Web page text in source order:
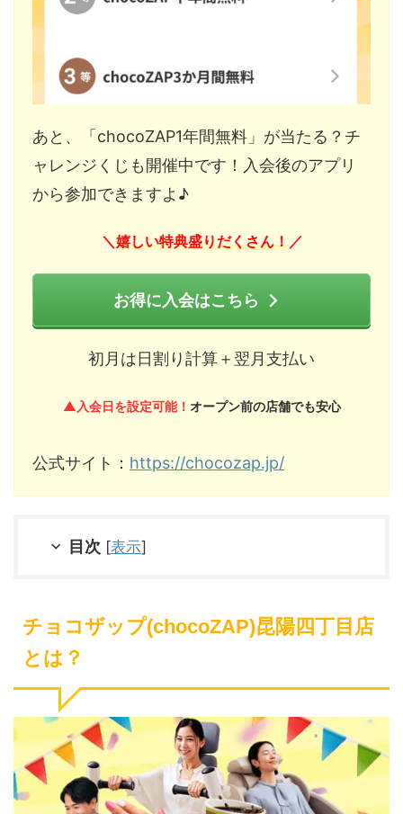
あと、「chocoZAP1年間無料」が当たる？チ
ャレンジくじも開催中です！入会後のアプリ
から参加できますよ♪
＼ 嬉しい特典盛りだくさん！ ／
お得に入会はこちら
初月は日割り計算＋翌月支払い
▲入会日を設定可能！ オープン前の店舗でも安心
公式サイト： https://chocozap.jp/
目次 [表示]
チョコザップ(chocoZAP)昆陽四丁目店
とは？